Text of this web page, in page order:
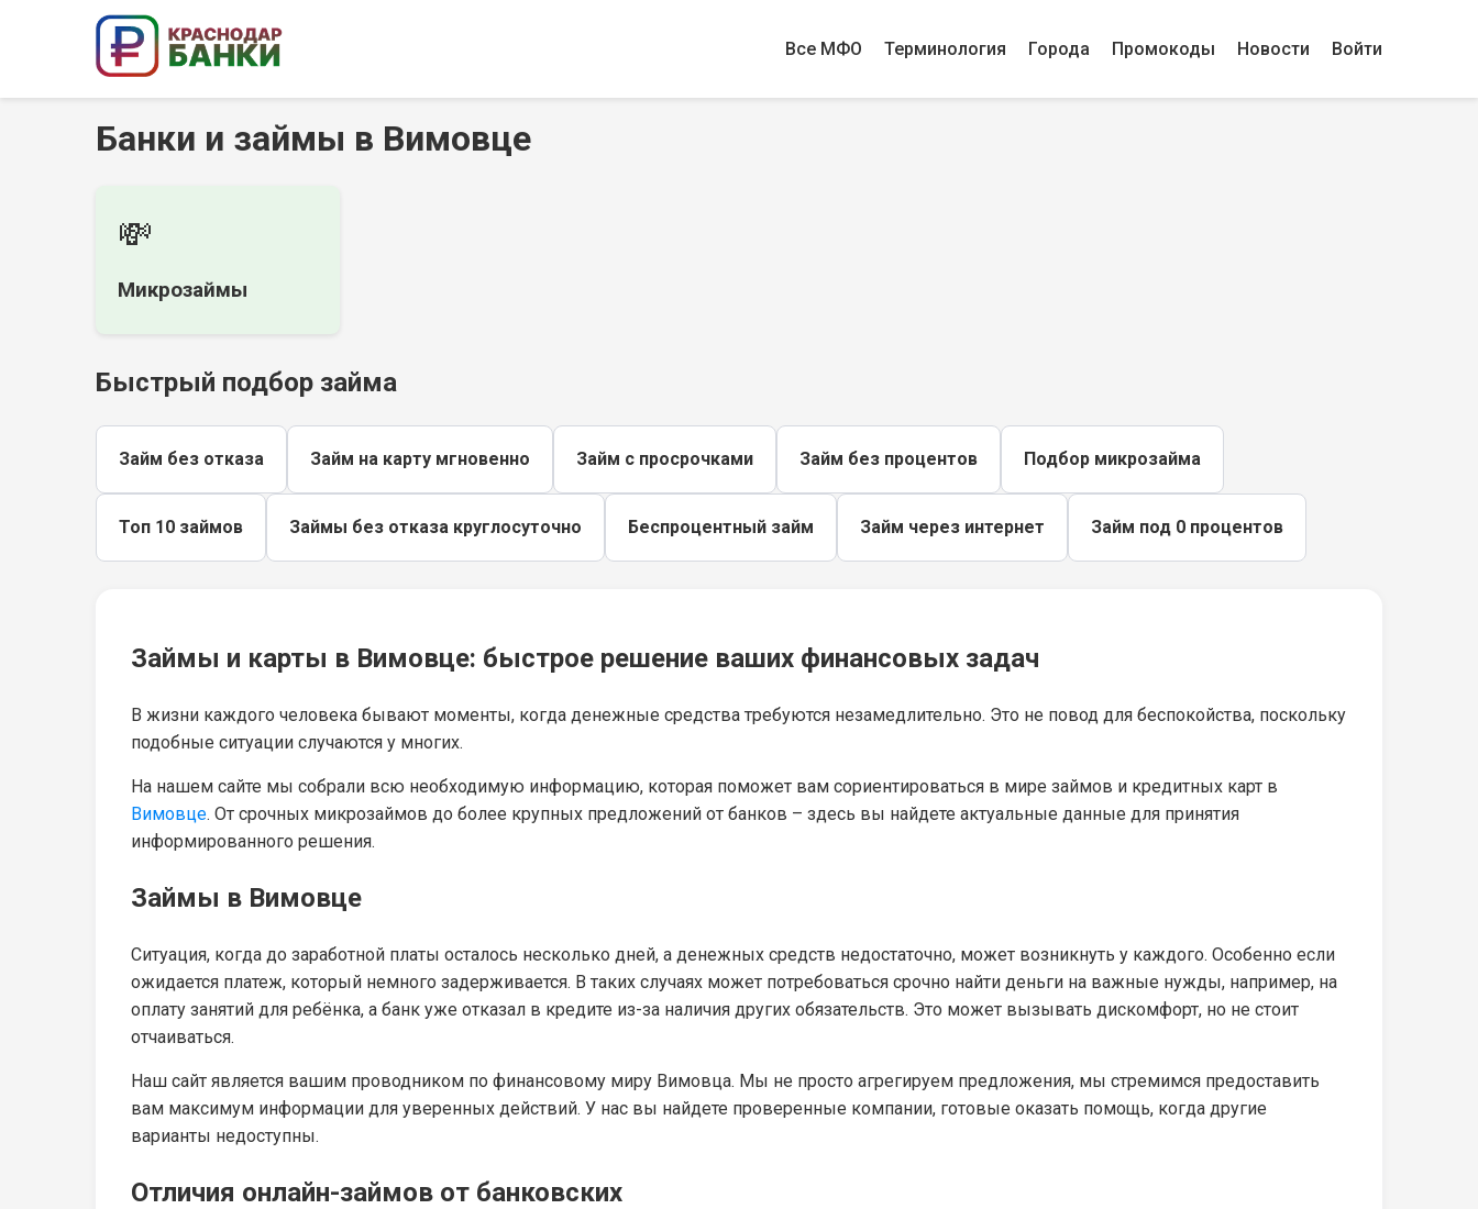
Все МФО Терминология Города Промокоды Новости Войти
Банки и займы в Вимовце
💸
Микрозаймы
Быстрый подбор займа
Займ без отказа Займ на карту мгновенно Займ с просрочками Займ без процентов Подбор микрозайма
Топ 10 займов Займы без отказа круглосуточно Беспроцентный займ Займ через интернет Займ под 0 процентов
Займы и карты в Вимовце: быстрое решение ваших финансовых задач
В жизни каждого человека бывают моменты, когда денежные средства требуются незамедлительно. Это не повод для беспокойства, поскольку
подобные ситуации случаются у многих.
На нашем сайте мы собрали всю необходимую информацию, которая поможет вам сориентироваться в мире займов и кредитных карт в
Вимовце. От срочных микрозаймов до более крупных предложений от банков – здесь вы найдете актуальные данные для принятия
информированного решения.
Займы в Вимовце
Ситуация, когда до заработной платы осталось несколько дней, а денежных средств недостаточно, может возникнуть у каждого. Особенно если
ожидается платеж, который немного задерживается. В таких случаях может потребоваться срочно найти деньги на важные нужды, например, на
оплату занятий для ребёнка, а банк уже отказал в кредите из-за наличия других обязательств. Это может вызывать дискомфорт, но не стоит
отчаиваться.
Наш сайт является вашим проводником по финансовому миру Вимовца. Мы не просто агрегируем предложения, мы стремимся предоставить
вам максимум информации для уверенных действий. У нас вы найдете проверенные компании, готовые оказать помощь, когда другие
варианты недоступны.
Отличия онлайн-займов от банковских